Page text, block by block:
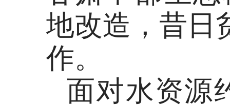
地改造，昔日
作。
面对水资源